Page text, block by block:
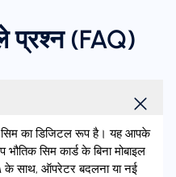
प्रश्न (FAQ)
सिम का डिजिटल रूप है। यह आपके
सिम कार्ड के बिना मोबाइल
साथ, ऑपरेटर बदलना या नई